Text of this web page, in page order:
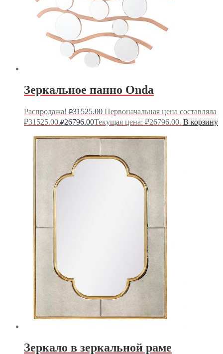
Зеркальное панно Onda
Распродажа! ₽31525.00 Первоначальная цена составляла
₽31525.00.₽26796.00Текущая цена: ₽26796.00. В корзину
Зеркало в зеркальной раме